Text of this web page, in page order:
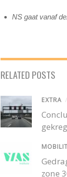
NS gaat vanaf
RELATED POSTS
EXTRA /
zone